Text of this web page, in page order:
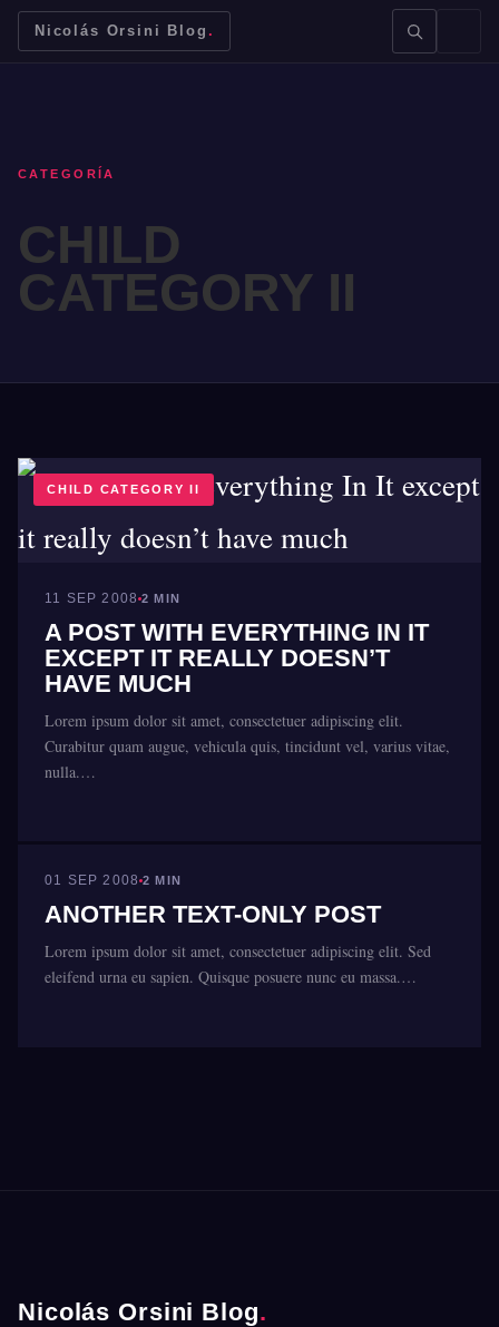
Nicolás Orsini Blog .
CATEGORÍA
CHILD
CATEGORY II
CHILD CATEGORY II
11 SEP 2008 2 MIN
A POST WITH EVERYTHING IN IT
EXCEPT IT REALLY DOESN’T
HAVE MUCH
Lorem ipsum dolor sit amet, consectetuer adipiscing elit.
Curabitur quam augue, vehicula quis, tincidunt vel, varius vitae,
nulla.…
CHILD CATEGORY II
01 SEP 2008 2 MIN
ANOTHER TEXT-ONLY POST
Lorem ipsum dolor sit amet, consectetuer adipiscing elit. Sed
eleifend urna eu sapien. Quisque posuere nunc eu massa.…
Nicolás Orsini Blog.